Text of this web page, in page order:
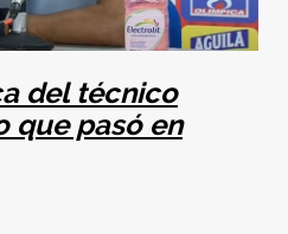
del técnico
que pasó en